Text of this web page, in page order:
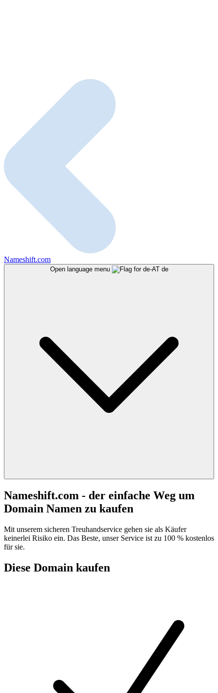
Nameshift.com
Open language menu de
Nameshift.com - der einfache Weg um
Domain Namen zu kaufen
Mit unserem sicheren Treuhandservice gehen sie als Käufer
keinerlei Risiko ein. Das Beste, unser Service ist zu 100 % kostenlos
für sie.
Diese Domain kaufen